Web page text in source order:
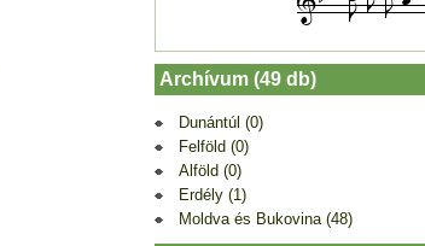
Archívum (49 db)
Dunántúl (0)
Felföld (0)
Alföld (0)
Erdély (1)
Moldva és Bukovina (48)